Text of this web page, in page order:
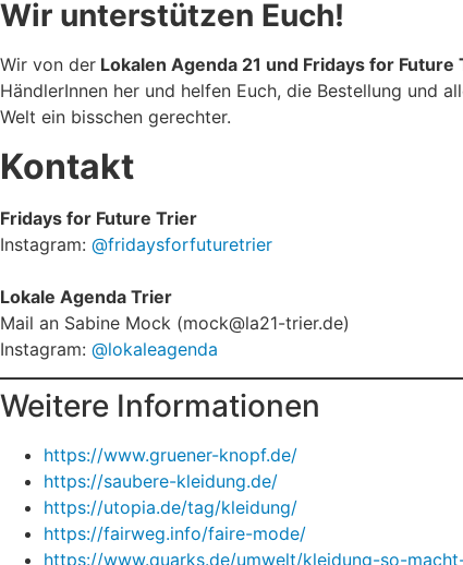
Wir unterstützen Euch!
Wir von der Lokalen Agenda 21 und Fridays for Future
HändlerInnen her und helfen Euch, die Bestellung und
Welt ein bisschen gerechter.
Kontakt
Fridays for Future Trier
Instagram: @fridaysforfuturetrier
Lokale Agenda Trier
Mail an Sabine Mock (mock@la21-trier.de)
Instagram: @lokaleagenda
Weitere Informationen
https://www.gruener-knopf.de/
https://saubere-kleidung.de/
https://utopia.de/tag/kleidung/
https://fairweg.info/faire-mode/
https://www.quarks.de/umwelt/kleidung-so-